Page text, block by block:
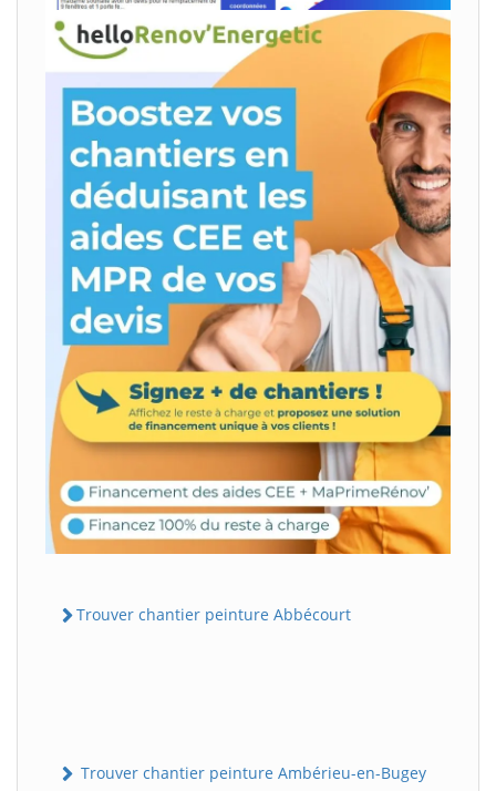
Trouver chantier peinture Abbécourt
Trouver chantier peinture Ambérieu-en-Bugey